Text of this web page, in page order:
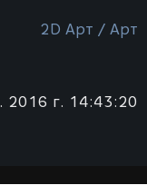
2D Арт / Арт
2016 г. 14:43:20